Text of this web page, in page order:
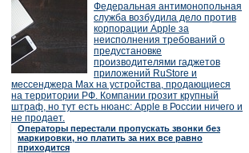
Федеральная антимонопольная
служба возбудила дело против
корпорации Apple за
неисполнения требований о
предустановке
производителями гаджетов
приложений RuStore и
мессенджера Max на устройства, продающиеся
на территории РФ. Компании грозит крупный
штраф, но тут есть нюанс: Apple в России ничего и
не продает.
Операторы перестали пропускать звонки без
маркировки, но платить за них все равно
приходится